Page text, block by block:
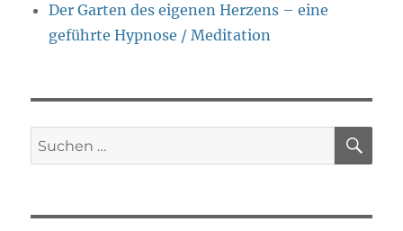
Der Garten des eigenen Herzens – eine
geführte Hypnose / Meditation
Suche
nach: